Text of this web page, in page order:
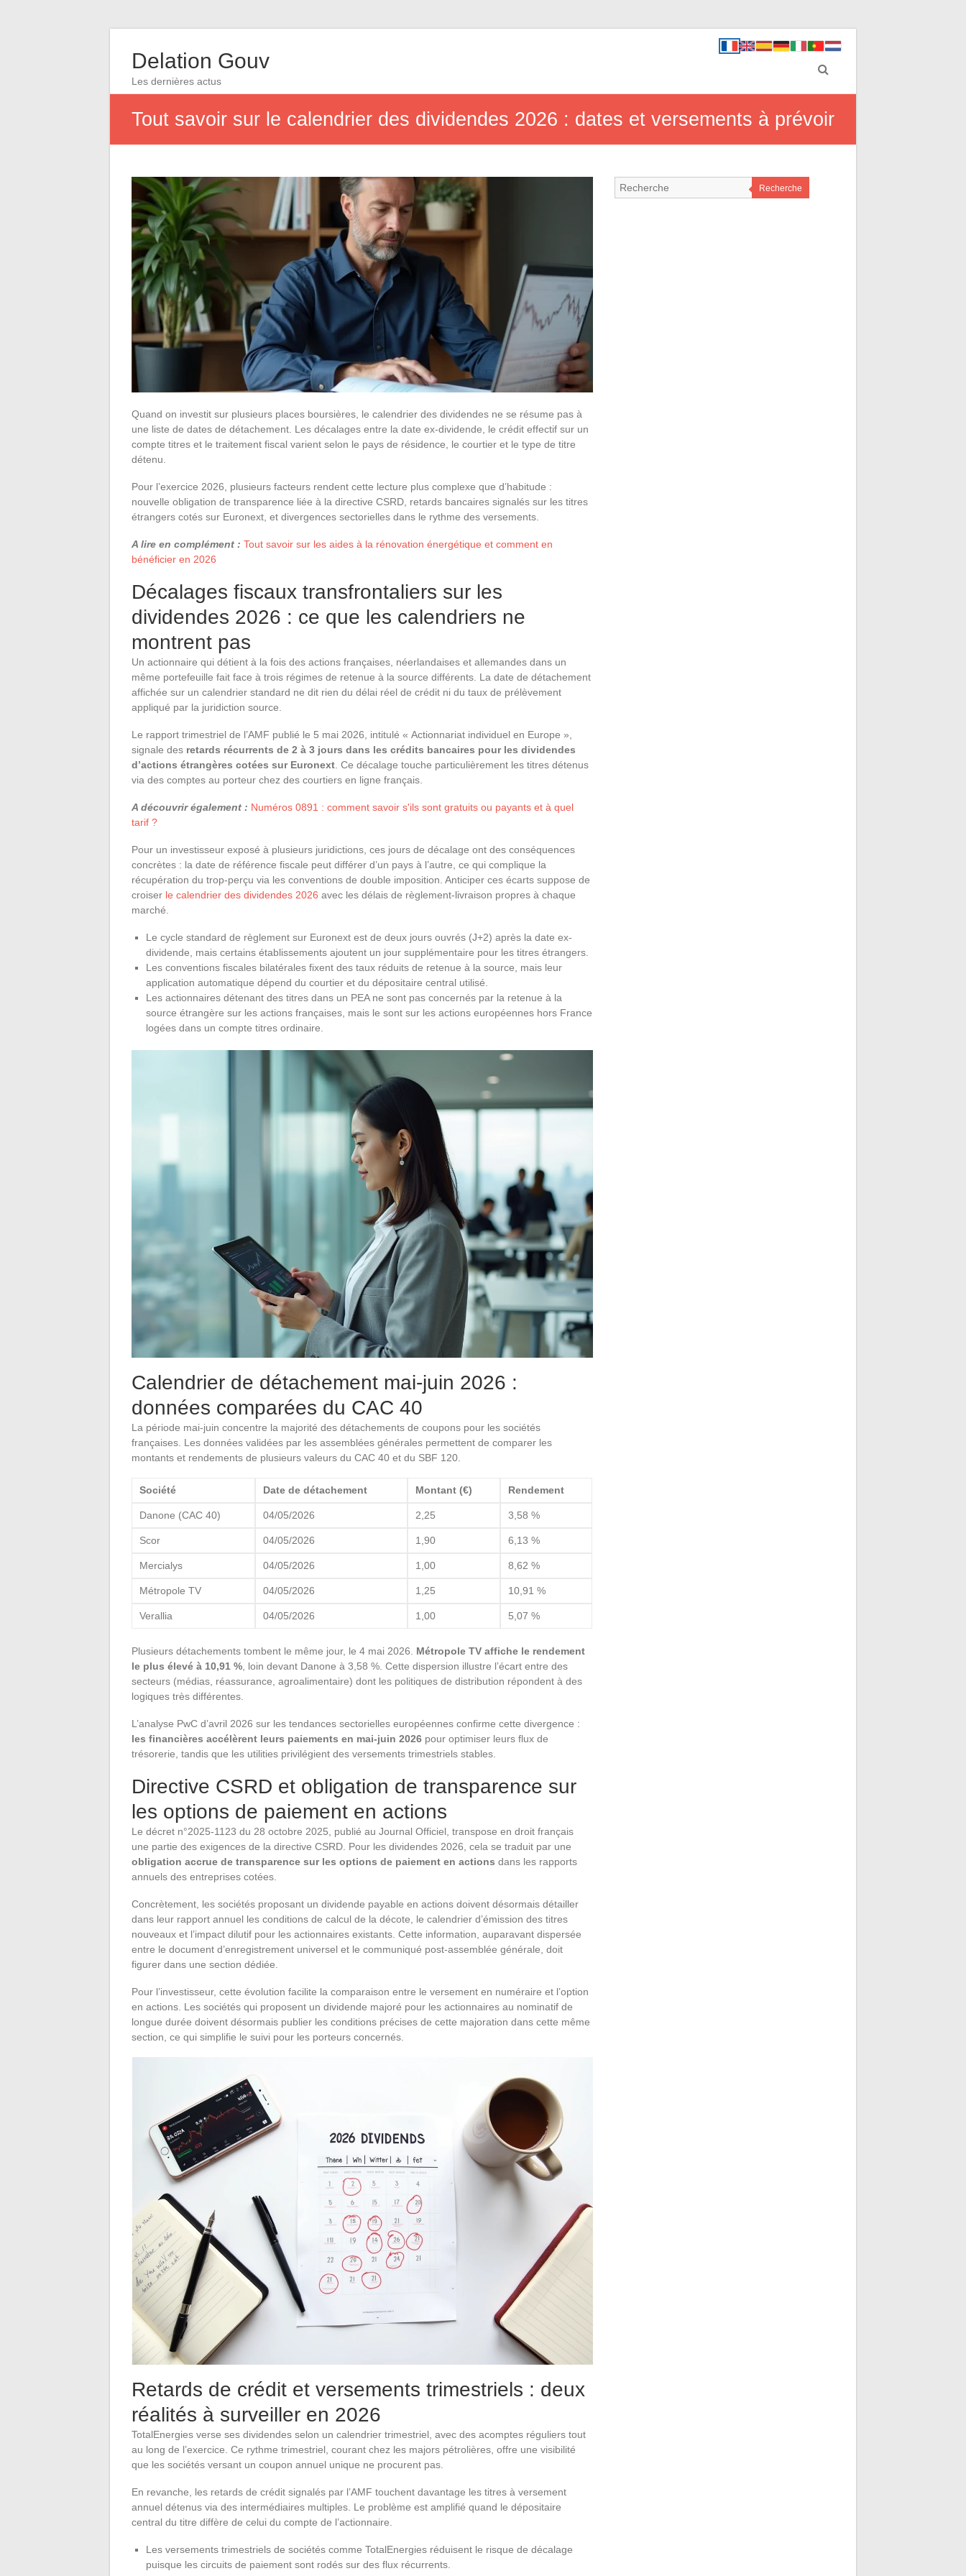
Delation Gouv
Les dernières actus
Tout savoir sur le calendrier des dividendes 2026 : dates et versements à prévoir
Quand on investit sur plusieurs places boursières, le calendrier des dividendes ne se résume pas à
une liste de dates de détachement. Les décalages entre la date ex-dividende, le crédit effectif sur un
compte titres et le traitement fiscal varient selon le pays de résidence, le courtier et le type de titre
détenu.
Pour l’exercice 2026, plusieurs facteurs rendent cette lecture plus complexe que d’habitude :
nouvelle obligation de transparence liée à la directive CSRD, retards bancaires signalés sur les titres
étrangers cotés sur Euronext, et divergences sectorielles dans le rythme des versements.
A lire en complément : Tout savoir sur les aides à la rénovation énergétique et comment en
bénéficier en 2026
Décalages fiscaux transfrontaliers sur les
dividendes 2026 : ce que les calendriers ne
montrent pas
Un actionnaire qui détient à la fois des actions françaises, néerlandaises et allemandes dans un
même portefeuille fait face à trois régimes de retenue à la source différents. La date de détachement
affichée sur un calendrier standard ne dit rien du délai réel de crédit ni du taux de prélèvement
appliqué par la juridiction source.
Le rapport trimestriel de l’AMF publié le 5 mai 2026, intitulé « Actionnariat individuel en Europe »,
signale des retards récurrents de 2 à 3 jours dans les crédits bancaires pour les dividendes
d’actions étrangères cotées sur Euronext . Ce décalage touche particulièrement les titres détenus
via des comptes au porteur chez des courtiers en ligne français.
A découvrir également : Numéros 0891 : comment savoir s'ils sont gratuits ou payants et à quel
tarif ?
Pour un investisseur exposé à plusieurs juridictions, ces jours de décalage ont des conséquences
concrètes : la date de référence fiscale peut différer d’un pays à l’autre, ce qui complique la
récupération du trop-perçu via les conventions de double imposition. Anticiper ces écarts suppose de
croiser le calendrier des dividendes 2026 avec les délais de règlement-livraison propres à chaque
marché.
Le cycle standard de règlement sur Euronext est de deux jours ouvrés (J+2) après la date ex-
dividende, mais certains établissements ajoutent un jour supplémentaire pour les titres étrangers.
Les conventions fiscales bilatérales fixent des taux réduits de retenue à la source, mais leur
application automatique dépend du courtier et du dépositaire central utilisé.
Les actionnaires détenant des titres dans un PEA ne sont pas concernés par la retenue à la
source étrangère sur les actions françaises, mais le sont sur les actions européennes hors France
logées dans un compte titres ordinaire.
Calendrier de détachement mai-juin 2026 :
données comparées du CAC 40
La période mai-juin concentre la majorité des détachements de coupons pour les sociétés
françaises. Les données validées par les assemblées générales permettent de comparer les
montants et rendements de plusieurs valeurs du CAC 40 et du SBF 120.
Société Date de détachement Montant (€) Rendement
Danone (CAC 40) 04/05/2026 2,25 3,58 %
Scor 04/05/2026 1,90 6,13 %
Mercialys 04/05/2026 1,00 8,62 %
Métropole TV 04/05/2026 1,25 10,91 %
Verallia 04/05/2026 1,00 5,07 %
Plusieurs détachements tombent le même jour, le 4 mai 2026. Métropole TV affiche le rendement
le plus élevé à 10,91 % , loin devant Danone à 3,58 %. Cette dispersion illustre l’écart entre des
secteurs (médias, réassurance, agroalimentaire) dont les politiques de distribution répondent à des
logiques très différentes.
L’analyse PwC d’avril 2026 sur les tendances sectorielles européennes confirme cette divergence :
les financières accélèrent leurs paiements en mai-juin 2026 pour optimiser leurs flux de
trésorerie, tandis que les utilities privilégient des versements trimestriels stables.
Directive CSRD et obligation de transparence sur
les options de paiement en actions
Le décret n°2025-1123 du 28 octobre 2025, publié au Journal Officiel, transpose en droit français
une partie des exigences de la directive CSRD. Pour les dividendes 2026, cela se traduit par une
obligation accrue de transparence sur les options de paiement en actions dans les rapports
annuels des entreprises cotées.
Concrètement, les sociétés proposant un dividende payable en actions doivent désormais détailler
dans leur rapport annuel les conditions de calcul de la décote, le calendrier d’émission des titres
nouveaux et l’impact dilutif pour les actionnaires existants. Cette information, auparavant dispersée
entre le document d’enregistrement universel et le communiqué post-assemblée générale, doit
figurer dans une section dédiée.
Pour l’investisseur, cette évolution facilite la comparaison entre le versement en numéraire et l’option
en actions. Les sociétés qui proposent un dividende majoré pour les actionnaires au nominatif de
longue durée doivent désormais publier les conditions précises de cette majoration dans cette même
section, ce qui simplifie le suivi pour les porteurs concernés.
Retards de crédit et versements trimestriels : deux
réalités à surveiller en 2026
TotalEnergies verse ses dividendes selon un calendrier trimestriel, avec des acomptes réguliers tout
au long de l’exercice. Ce rythme trimestriel, courant chez les majors pétrolières, offre une visibilité
que les sociétés versant un coupon annuel unique ne procurent pas.
En revanche, les retards de crédit signalés par l’AMF touchent davantage les titres à versement
annuel détenus via des intermédiaires multiples. Le problème est amplifié quand le dépositaire
central du titre diffère de celui du compte de l’actionnaire.
Les versements trimestriels de sociétés comme TotalEnergies réduisent le risque de décalage
puisque les circuits de paiement sont rodés sur des flux récurrents.
Recherche